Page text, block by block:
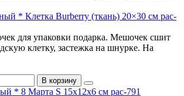
* Клетка Burberry (ткань) 20×30 см pac-
для упаковки подарка. Мешочек сшит
клетку, застежка на шнурке. На
В корзину